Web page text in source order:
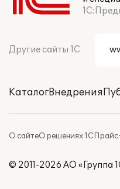
Другие сайты 1С
КаталогВнедрения
О сайтеО решениях 1С
© 2011-2026 АО «Группа